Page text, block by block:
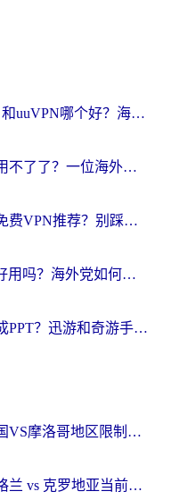
MalusVPN好用吗？和uuVPN哪个好？海外党无缝访问国内资源的真实对比与选择指南
归雁加速器为什么用不了了？一位海外游子的真实困惑与技术解答
海外党必看：回国免费VPN推荐？别踩坑！教你选对加速器无缝刷国内资源
ChickCN和GoLink好用吗？海外党如何选对回国加速器
海外玩国内手游卡成PPT？迅游和奇游手游哪个好？一篇讲透回国加速器怎么选
在国外看世界杯法国VS摩洛哥地区限制？这篇指南让你流畅看中文解说无压力
在国外看世界杯英格兰 vs 克罗地亚当前地区不可播放？这篇指南帮你搞定所有海外观赛难题